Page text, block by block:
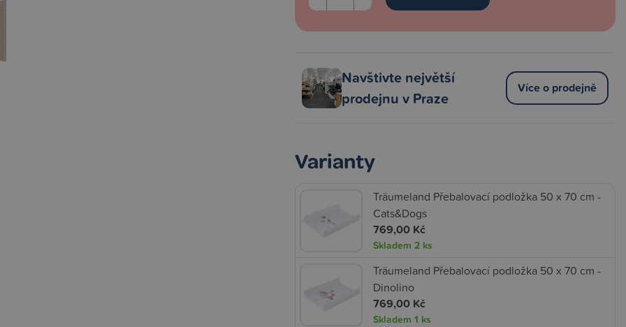
Navštivte největší
prodejnu v Praze
Více o prodejně
Varianty
Träumeland Přebalovací podložka 50 x 70 cm -
Cats&Dogs
769,00 Kč
Skladem 2 ks
Träumeland Přebalovací podložka 50 x 70 cm -
Dinolino
769,00 Kč
Skladem 1 ks